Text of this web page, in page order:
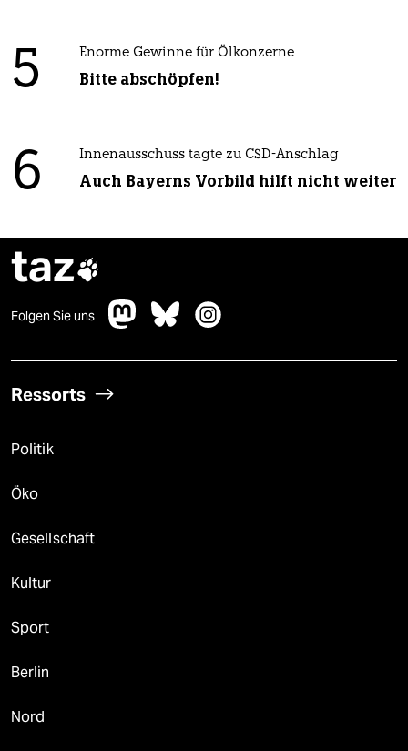
5 Enorme Gewinne für Ölkonzerne
Bitte abschöpfen!
6 Innenausschuss tagte zu CSD-Anschlag
Auch Bayerns Vorbild hilft nicht weiter
taz
Folgen Sie uns
Ressorts
Politik
Öko
Gesellschaft
Kultur
Sport
Berlin
Nord